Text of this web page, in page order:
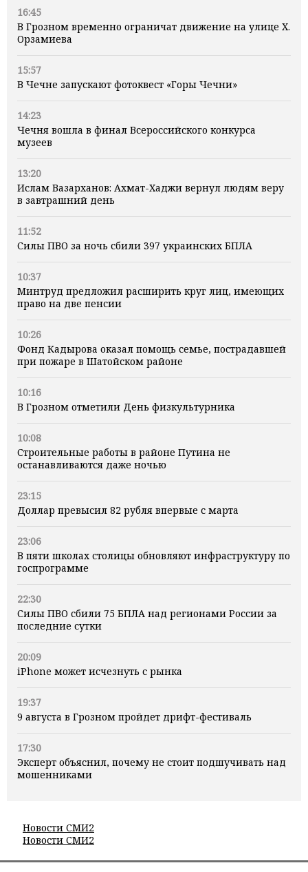
16:45
В Грозном временно ограничат движение на улице Х.
Орзамиева
15:57
В Чечне запускают фотоквест «Горы Чечни»
14:23
Чечня вошла в финал Всероссийского конкурса
музеев
13:20
Ислам Вазарханов: Ахмат-Хаджи вернул людям веру
в завтрашний день
11:52
Силы ПВО за ночь сбили 397 украинских БПЛА
10:37
Минтруд предложил расширить круг лиц, имеющих
право на две пенсии
10:26
Фонд Кадырова оказал помощь семье, пострадавшей
при пожаре в Шатойском районе
10:16
В Грозном отметили День физкультурника
10:08
Строительные работы в районе Путина не
останавливаются даже ночью
23:15
Доллар превысил 82 рубля впервые с марта
23:06
В пяти школах столицы обновляют инфраструктуру по
госпрограмме
22:30
Силы ПВО сбили 75 БПЛА над регионами России за
последние сутки
20:09
iPhone может исчезнуть с рынка
19:37
9 августа в Грозном пройдет дрифт-фестиваль
17:30
Эксперт объяснил, почему не стоит подшучивать над
мошенниками
Новости СМИ2
Новости СМИ2